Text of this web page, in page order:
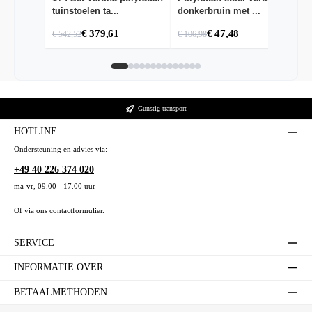
tuinstoelen ta...
€ 542,52€ 379,61
donkerbruin met ...
€ 106,98€ 47,48
Gunstig transport
HOTLINE
Ondersteuning en advies via:
+49 40 226 374 020
ma-vr, 09.00 - 17.00 uur
Of via ons contactformulier.
SERVICE
INFORMATIE OVER
BETAALMETHODEN